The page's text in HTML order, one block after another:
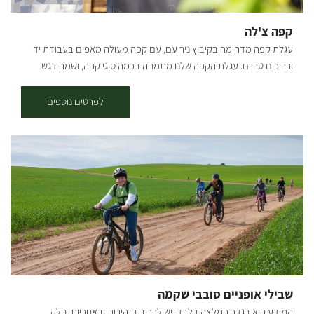
קפה צ'לה
עגלת קפה מדהימה בקיבוץ ניר עם, עם קפה מעולה מאפים בעבודת יד
וכריכים טריים. עגלת הקפה שלנו מתמחה בכמה סוגי קפה, ושמה דגש
הקולינרית שתמצאו אצלנו, תוכלו גם לחוות את השלווה שמעניק הקיבוץ
ids="30203,30201,30199,30197,30195,30193,30191,30189"
לפרטים נוספים
שבילי אופניים סובבי שקמה